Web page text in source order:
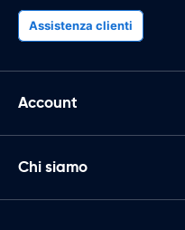
Assistenza clienti
Account
Chi siamo